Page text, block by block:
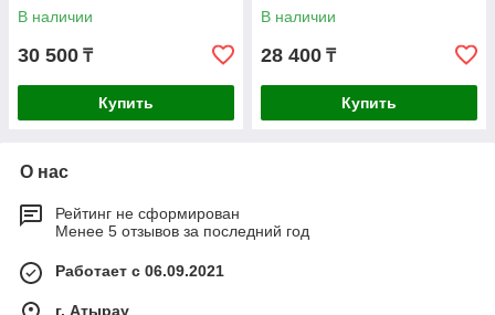
В наличии
30 500 ₸
Купить
В наличии
28 400 ₸
Купить
О нас
Рейтинг не сформирован
Менее 5 отзывов за последний год
Работает с 06.09.2021
г. Атырау